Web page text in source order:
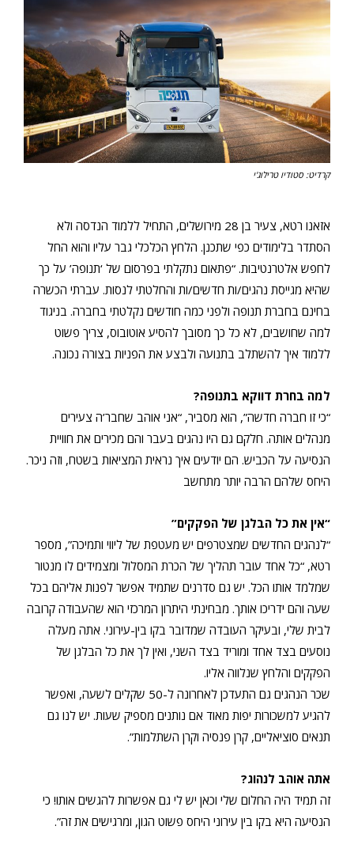
קרדיט: סטודיו טרילוג'י
אזאנו רטא, צעיר בן 28 מירושלים, התחיל ללמוד הנדסה ולא
הסתדר בלימודים כפי שתכנן. הלחץ הכלכלי גבר עליו והוא החל
לחפש אלטרנטיבות. “פתאום נתקלתי בפרסום של ‘תנופה’ על כך
שהיא מגייסת נהגים/ות חדשים/ות והחלטתי לנסות. עברתי הכשרה
בחינם בחברת תנופה ולפני כמה חודשים נקלטתי בחברה. בניגוד
למה שחושבים, לא כל כך מסובך להסיע אוטובוס, צריך פשוט
ללמוד איך להשתלב בתנועה ולבצע את הפניות בצורה נכונה.
למה בחרת דווקא בתנופה?
“כי זו חברה חדשה”, הוא מסביר, “אני אוהב שחבר’ה צעירים
מנהלים אותה. חלקם גם היו נהגים בעבר והם מכירים את חוויית
הנסיעה על הכביש. הם יודעים איך נראית המציאות בשטח, וזה ניכר.
היחס שלהם הרבה יותר מתחשב
“אין את כל הבלגן של הפקקים”
“לנהגים החדשים שמצטרפים יש מעטפת של ליווי ותמיכה”, מספר
רטא, “כל אחד עובר תהליך של הכרת המסלול ומצמידים לו מנטור
שמלמד אותו הכל. יש גם סדרנים שתמיד אפשר לפנות אליהם בכל
שעה והם ידריכו אותך. מבחינתי היתרון המרכזי הוא שהעבודה קרובה
לבית שלי, ובעיקר העובדה שמדובר בקו בין-עירוני. אתה מעלה
נוסעים בצד אחד ומוריד בצד השני, ואין לך את כל הבלגן של
הפקקים והלחץ שנלווה אליו.
שכר הנהגים גם התעדכן לאחרונה ל-50 שקלים לשעה, ואפשר
להגיע למשכורות יפות מאוד אם נותנים מספיק שעות. יש לנו גם
תנאים סוציאליים, קרן פנסיה וקרן השתלמות”.
אתה אוהב לנהוג?
זה תמיד היה החלום שלי וכאן יש לי גם אפשרות להגשים אותו! כי
הנסיעה היא בקו בין עירוני היחס פשוט הגון, ומרגישים את זה”.